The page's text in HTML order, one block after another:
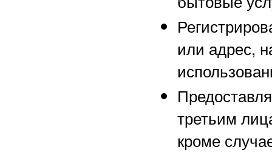
или адрес,
третьим
кроме